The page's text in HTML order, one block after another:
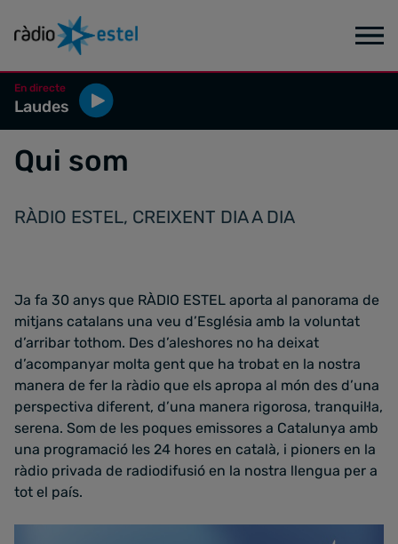
En directe
Laudes
Qui som
RÀDIO ESTEL, CREIXENT DIA A DIA
Ja fa 30 anys que RÀDIO ESTEL aporta al panorama de
mitjans catalans una veu d’Església amb la voluntat
d’arribar tothom. Des d’aleshores no ha deixat
d’acompanyar molta gent que ha trobat en la nostra
manera de fer la ràdio que els apropa al món des d’una
perspectiva diferent, d’una manera rigorosa, tranquil·la,
serena. Som de les poques emissores a Catalunya amb
una programació les 24 hores en català, i pioners en la
ràdio privada de radiodifusió en la nostra llengua per a
tot el país.